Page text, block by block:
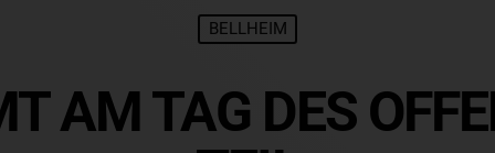
BELLHEIM
AM TAG DES